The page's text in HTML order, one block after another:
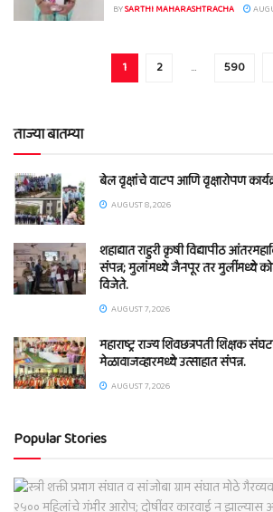
BYSARTHI MAHARASHTRACHA
1 2 … 590
ताज्या बातम्या
बेल वृक्षांचे वाटप आणि वृक्षारोपण
AUGUST 8, 2026
शहाद्यात राहुरी कृषी विद्यापीठ
संपन्न; मुलांमध्ये जैनपूर तर मुलींमध्ये
विजेते.
AUGUST 7, 2026
महाराष्ट्र राज्य शिवछत्रपती शिक्षक
मेळावाजव्हारमध्ये उत्साहात संपन्न.
AUGUST 7, 2026
Popular Stories